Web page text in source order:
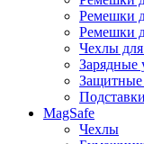
Ремешки
Ремешки
Чехлы
Зарядные
Защитные
Подставки
MagSafe
Чехлы